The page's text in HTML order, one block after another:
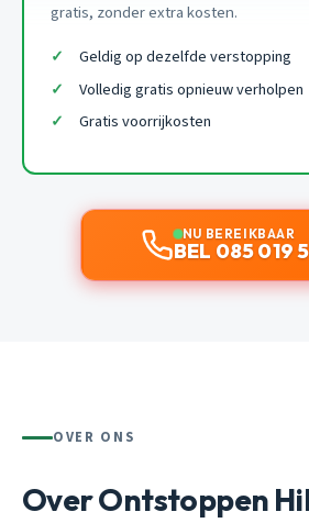
gratis, zonder extra kosten.
Geldig op dezelfde verstopping
Volledig gratis opnieuw verholpen
Gratis voorrijkosten
NU BEREIKBAAR
BEL 085 019
OVER ONS
Over Ontstoppen